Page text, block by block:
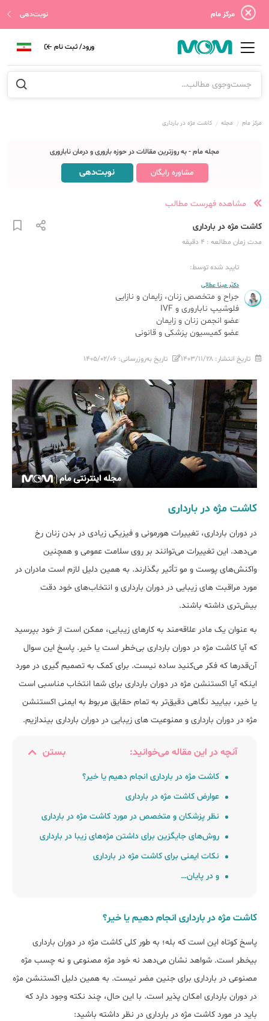
مرکز مام نوبت‌دهی
ورود/ ثبت نام
مرکز مام مجله کاشت مژه در بارداری
مجله مام - به روزترین مقالات در حوزه باروری و درمان ناباروری
مشاوره رایگان نوبت‌دهی
مشاهده فهرست مطالب
کاشت مژه در بارداری
مدت زمان مطالعه : 4 دقیقه
تایید شده توسط:
دکتر مینا عطائی
جراح و متخصص زنان، زایمان و نازایی
فلوشیپ ناباروری و IVF
عضو انجمن زنان و زایمان
عضو کمیسیون پزشکی و قانونی
تاریخ انتشار: ۱۴۰۳/۱۱/۲۸ تاریخ به‌روزرسانی: ۱۴۰۵/۰۲/۰۶
کاشت مژه در بارداری
در دوران بارداری، تغییرات هورمونی و فیزیکی زیادی در بدن زنان رخ
می‌دهد. این تغییرات می‌توانند بر روی سلامت عمومی و همچنین
واکنش‌های پوست و مو تأثیر بگذارند. به همین دلیل لازم است مادران در
مورد ﻣﺮاﻗﺒﺖ ﻫﺎی زیبایی در دوران ﺑﺎرداری و انتخاب‌های خود دقت
بیش‌تری داشته باشند.
به عنوان یک مادر علاقه‌مند به کار‌های زیبایی، ممکن است از خود بپرسید
که آیا کاشت مژه در دوران بارداری بی‌خطر است یا خیر. پاسخ این سوال
آن‌قدرها که فکر می‌کنید ساده نیست. برای کمک به تصمیم گیری در مورد
اینکه آیا اکستنشن مژه در دوران بارداری برای شما انتخاب مناسبی است
یا خیر، بیایید نگاهی دقیق‌تر به تمام حقایق مربوط به ایمنی اکستنشن
مژه در دوران بارداری و ﻣﻤﻨﻮﻋﯿﺖ ﻫﺎی زیبایی در دوران ﺑﺎرداری بیندازیم.
آنچه در این مقاله می‌خوانید: بستن
کاشت مژه در بارداری انجام دهیم یا خیر؟
عوارض کاشت مژه در بارداری
نظر پزشکان و متخصص در مورد کاشت مژه در بارداری
روش‌های جایگزین برای داشتن مژه‌های زیبا در بارداری
نکات ایمنی برای کاشت مژه در بارداری
و در پایان…
کاشت مژه در بارداری انجام دهیم یا خیر؟
پاسخ کوتاه این است که بله؛ به طور کلی کاشت مژه در دوران بارداری
بی‎خطر است. شواهد نشان می‌دهد نه خود مژه مصنوعی و نه ﭼﺴﺐ ﻣﮋه
ﻣﺼﻨﻮﻋﯽ در ﺑﺎرداری برای جنین مضر نیست. به همین دلیل اکستنشن مژه
در دوران بارداری امکان پذیر است. با این حال، چند نکته وجود دارد که
باید در مورد ﮐﺎﺷﺖ ﻣﮋه در ﺑﺎرداری در نظر داشته باشید: